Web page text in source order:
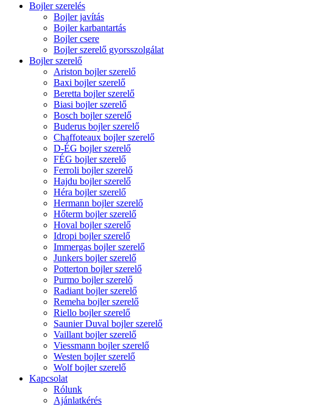
Bojler szerelés
Bojler javítás
Bojler karbantartás
Bojler csere
Bojler szerelő gyorsszolgálat
Bojler szerelő
Ariston bojler szerelő
Baxi bojler szerelő
Beretta bojler szerelő
Biasi bojler szerelő
Bosch bojler szerelő
Buderus bojler szerelő
Chaffoteaux bojler szerelő
D-ÉG bojler szerelő
FÉG bojler szerelő
Ferroli bojler szerelő
Hajdu bojler szerelő
Héra bojler szerelő
Hermann bojler szerelő
Hőterm bojler szerelő
Hoval bojler szerelő
Idropi bojler szerelő
Immergas bojler szerelő
Junkers bojler szerelő
Potterton bojler szerelő
Purmo bojler szerelő
Radiant bojler szerelő
Remeha bojler szerelő
Riello bojler szerelő
Saunier Duval bojler szerelő
Vaillant bojler szerelő
Viessmann bojler szerelő
Westen bojler szerelő
Wolf bojler szerelő
Kapcsolat
Rólunk
Ajánlatkérés